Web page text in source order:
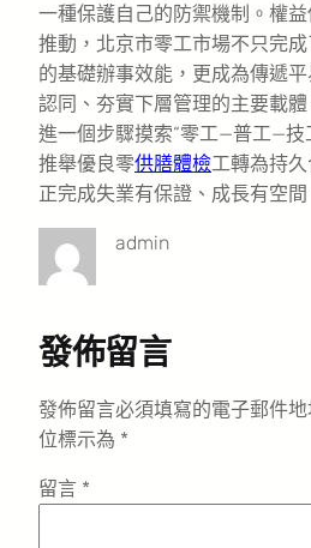
一種保護自己的防禦機制。權
推動，北京市零工市場不只完
的基礎辦事效能，更成為傳遞
認同、夯實下層管理的主要載
進一個步驟摸索“零工—普工—技
推舉優良零供膳體檢工轉為持
正完成失業有保證、成長有空間
admin
發佈留言
發佈留言必須填寫的電子郵件地
位標示為 *
留言 *